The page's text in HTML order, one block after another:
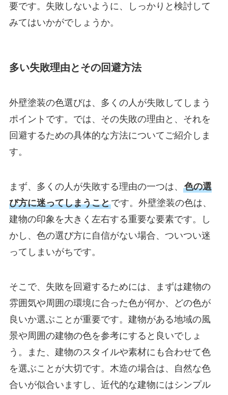
要です。失敗しないように、しっかりと検討して
みてはいかがでしょうか。
多い失敗理由とその回避方法
外壁塗装の色選びは、多くの人が失敗してしまう
ポイントです。では、その失敗の理由と、それを
回避するための具体的な方法についてご紹介しま
す。
まず、多くの人が失敗する理由の一つは、 色の選
び方に迷ってしまうことです。外壁塗装の色は、
建物の印象を大きく左右する重要な要素です。し
かし、色の選び方に自信がない場合、ついつい迷
ってしまいがちです。
そこで、失敗を回避するためには、まずは建物の
雰囲気や周囲の環境に合った色が何か、どの色が
良いか選ぶことが重要です。建物がある地域の風
景や周囲の建物の色を参考にすると良いでしょ
う。また、建物のスタイルや素材にも合わせて色
を選ぶことが大切です。木造の場合は、自然な色
合いが似合いますし、近代的な建物にはシンプル